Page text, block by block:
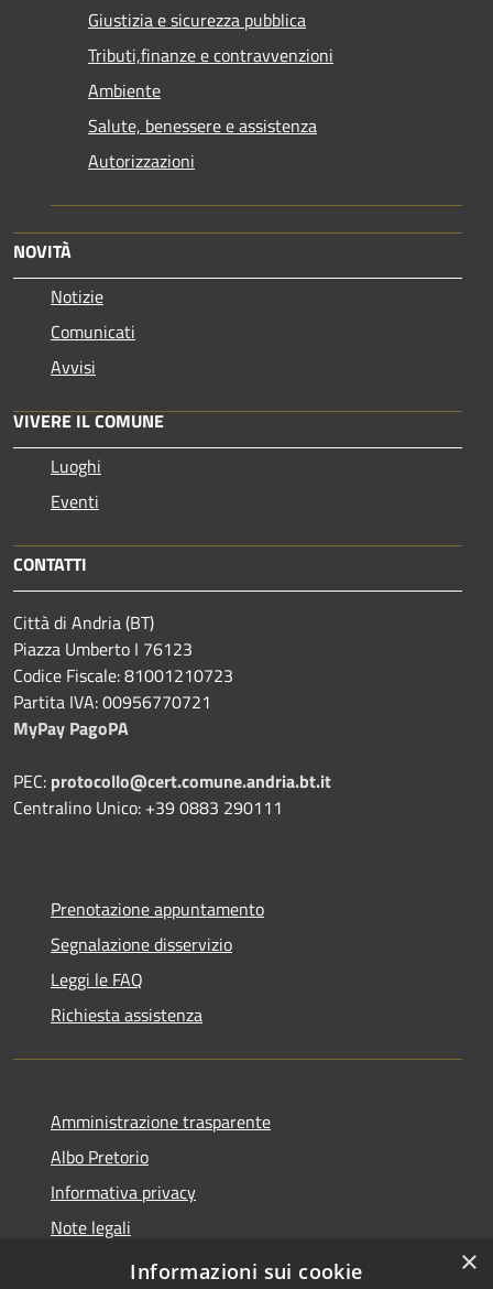
Giustizia e sicurezza pubblica
Tributi,finanze e contravvenzioni
Ambiente
Salute, benessere e assistenza
Autorizzazioni
NOVITÀ
Notizie
Comunicati
Avvisi
VIVERE IL COMUNE
Luoghi
Eventi
CONTATTI
Città di Andria (BT)
Piazza Umberto I 76123
Codice Fiscale: 81001210723
Partita IVA: 00956770721
MyPay PagoPA
PEC: protocollo@cert.comune.andria.bt.it
Centralino Unico: +39 0883 290111
Prenotazione appuntamento
Segnalazione disservizio
Leggi le FAQ
Richiesta assistenza
Amministrazione trasparente
Albo Pretorio
Informativa privacy
Note legali
Dichiarazione di accessibilità
×
Informazioni sui cookie